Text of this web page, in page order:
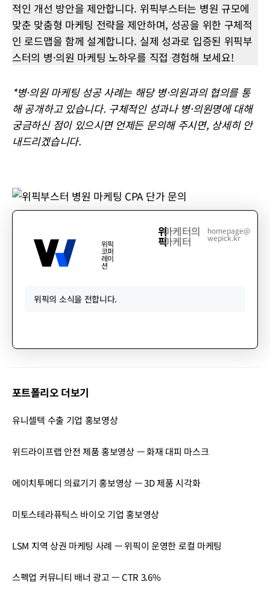
적인 개선 방안을 제안합니다. 위픽부스터는 병원 규모에
맞춘 맞춤형 마케팅 전략을 제안하며, 성공을 위한 구체적
인 로드맵을 함께 설계합니다. 실제 성과로 입증된 위픽부
스터의 병·의원 마케팅 노하우를 직접 경험해 보세요!
*병·의원 마케팅 성공 사례는 해당 병·의원과의 협의를 통
해 공개하고 있습니다. 구체적인 성과나 병·의원명에 대해
궁금하신 점이 있으시면 언제든 문의해 주시면, 상세히 안
내드리겠습니다.
위픽
코퍼
레이
션
위
픽
마케터의
마케터
homepage@
wepick.kr
위픽의 소식을 전합니다.
포트폴리오 더보기
유니셀텍 수출 기업 홍보영상
위드라이프랩 안전 제품 홍보영상 — 화재 대피 마스크
에이치투메디 의료기기 홍보영상 — 3D 제품 시각화
미토스테라퓨틱스 바이오 기업 홍보영상
LSM 지역 상권 마케팅 사례 — 위픽이 운영한 로컬 마케팅
스펙업 커뮤니티 배너 광고 — CTR 3.6%